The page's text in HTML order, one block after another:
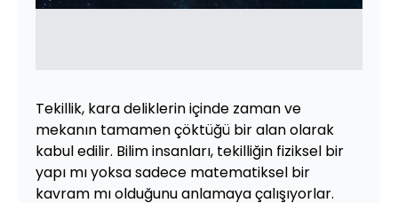
Tekillik, kara deliklerin içinde zaman ve
mekanın tamamen çöktüğü bir alan olarak
kabul edilir. Bilim insanları, tekilliğin fiziksel bir
yapı mı yoksa sadece matematiksel bir
kavram mı olduğunu anlamaya çalışıyorlar.